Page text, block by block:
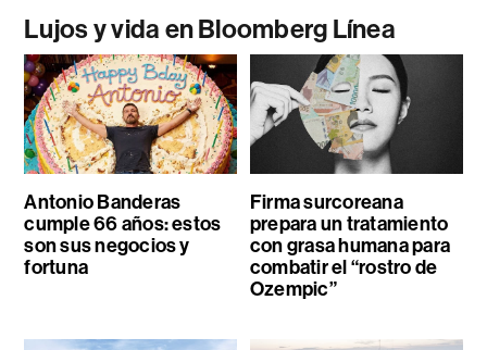
Lujos y vida en Bloomberg Línea
Antonio Banderas
cumple 66 años: estos
son sus negocios y
fortuna
Firma surcoreana
prepara un tratamiento
con grasa humana para
combatir el “rostro de
Ozempic”